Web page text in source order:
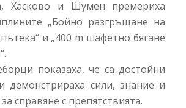
Хасково и Шумен премериха
„Бойно разгръщане на
и „400 m шафетно бягане
показаха, че са достойни
демонстрираха сили, знание и
справяне с препятствията.